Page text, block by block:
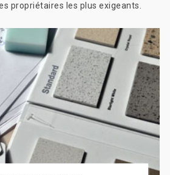
propriétaires les plus exigeants.